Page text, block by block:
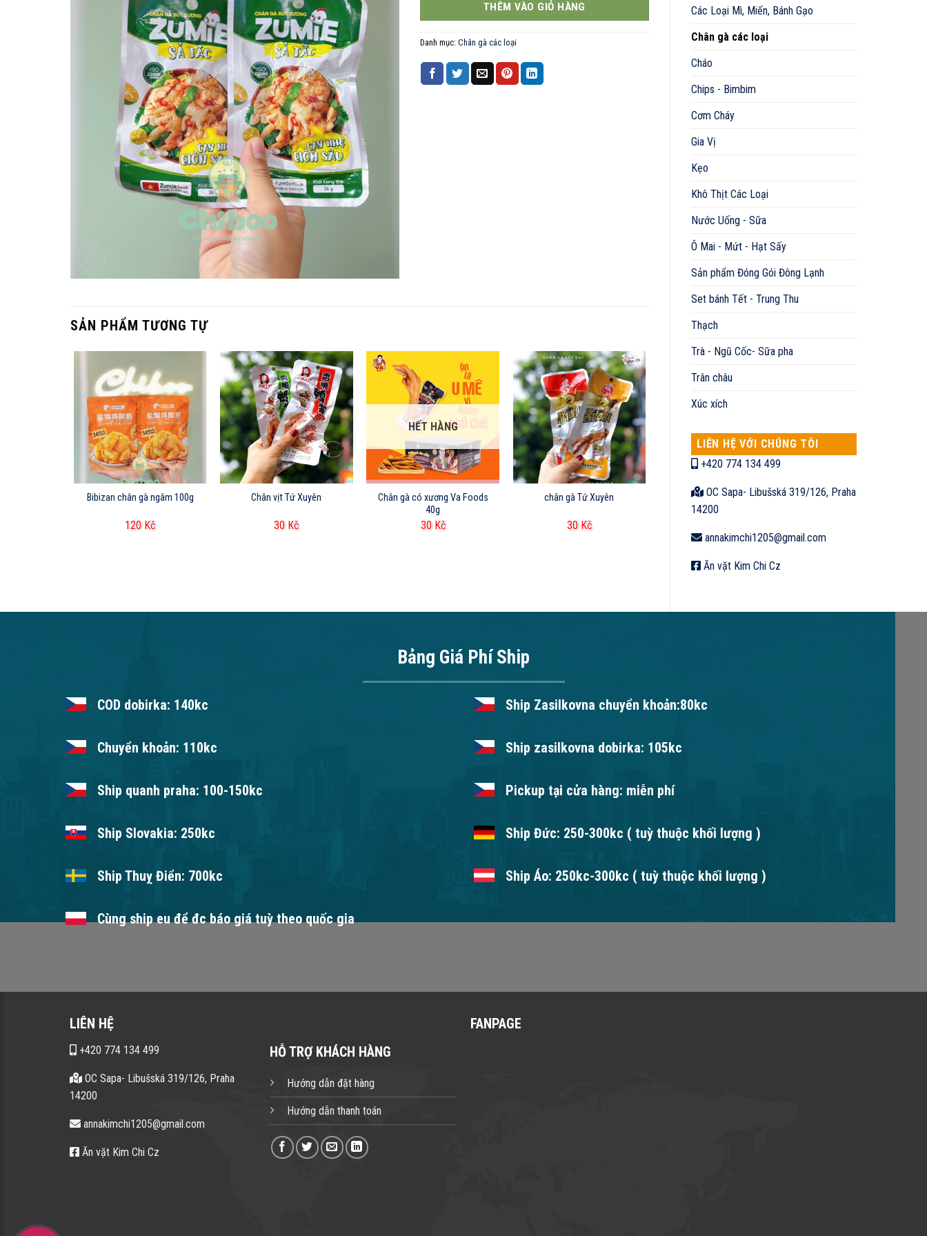
Các Loại Mì, Miến, Bánh Gạo
Chân gà các loại
Cháo
Chips - Bimbim
Cơm Cháy
Gia Vị
Kẹo
Khô Thịt Các Loại
Nước Uống - Sữa
Ô Mai - Mứt - Hạt Sấy
Sản phẩm Đóng Gói Đông Lạnh
Set bánh Tết - Trung Thu
Thạch
Trà - Ngũ Cốc- Sữa pha
Trân châu
Xúc xích
LIÊN HỆ VỚI CHÚNG TÔI
+420 774 134 499
OC Sapa- Libušská 319/126, Praha
14200
annakimchi1205@gmail.com
Ăn vặt Kim Chi Cz
THÊM VÀO GIỎ HÀNG
Danh mục: Chân gà các loại
SẢN PHẨM TƯƠNG TỰ
Bibizan chân gà ngâm 100g
120 Kč
Chân vịt Tứ Xuyên
30 Kč
HẾT HÀNG
Chân gà có xương Va Foods
40g
30 Kč
chân gà Tứ Xuyên
30 Kč
Bảng Giá Phí Ship
COD dobirka: 140kc Ship Zasilkovna chuyển khoản:80kc
Chuyển khoản: 110kc Ship zasilkovna dobirka: 105kc
Ship quanh praha: 100-150kc Pickup tại cửa hàng: miễn phí
Ship Slovakia: 250kc Ship Đức: 250-300kc ( tuỳ thuộc khối lượng )
Ship Thuỵ Điển: 700kc Ship Áo: 250kc-300kc ( tuỳ thuộc khối lượng )
Cùng ship eu để đc báo giá tuỳ theo quốc gia
LIÊN HỆ
+420 774 134 499
OC Sapa- Libušská 319/126, Praha
14200
annakimchi1205@gmail.com
Ăn vặt Kim Chi Cz
HỖ TRỢ KHÁCH HÀNG
Hướng dẫn đặt hàng
Hướng dẫn thanh toán
FANPAGE